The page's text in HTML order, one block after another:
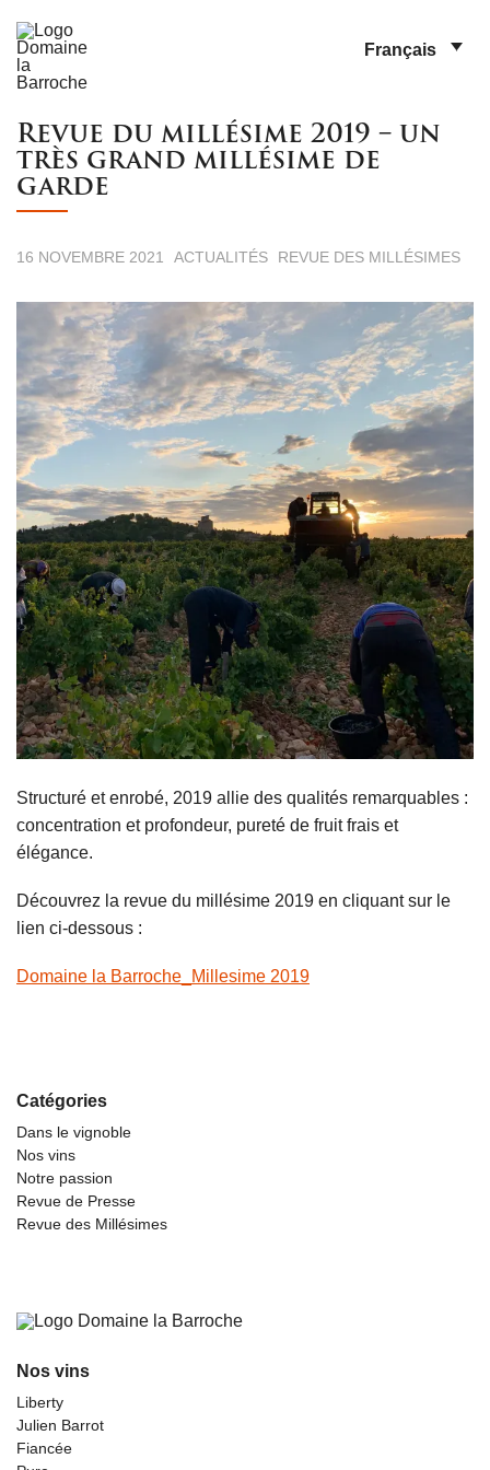
Français
Revue du millésime 2019 – un
très grand millésime de
garde
16 NOVEMBRE 2021 ACTUALITÉS REVUE DES MILLÉSIMES
Structuré et enrobé, 2019 allie des qualités remarquables :
concentration et profondeur, pureté de fruit frais et
élégance.
Découvrez la revue du millésime 2019 en cliquant sur le
lien ci-dessous :
Domaine la Barroche_Millesime 2019
Catégories
Dans le vignoble
Nos vins
Notre passion
Revue de Presse
Revue des Millésimes
Nos vins
Liberty
Julien Barrot
Fiancée